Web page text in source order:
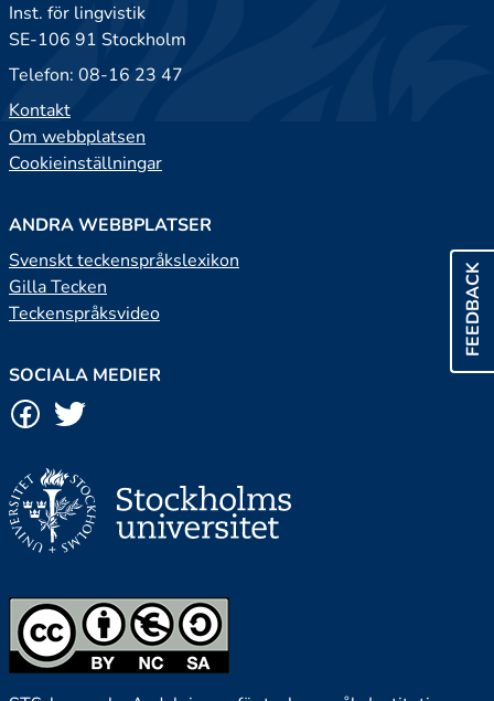
FEEDBACK
Inst. för lingvistik
SE-106 91 Stockholm
Telefon: 08-16 23 47
Kontakt
Om webbplatsen
Cookieinställningar
ANDRA WEBBPLATSER
Svenskt teckenspråkslexikon
Gilla Tecken
Teckenspråksvideo
SOCIALA MEDIER